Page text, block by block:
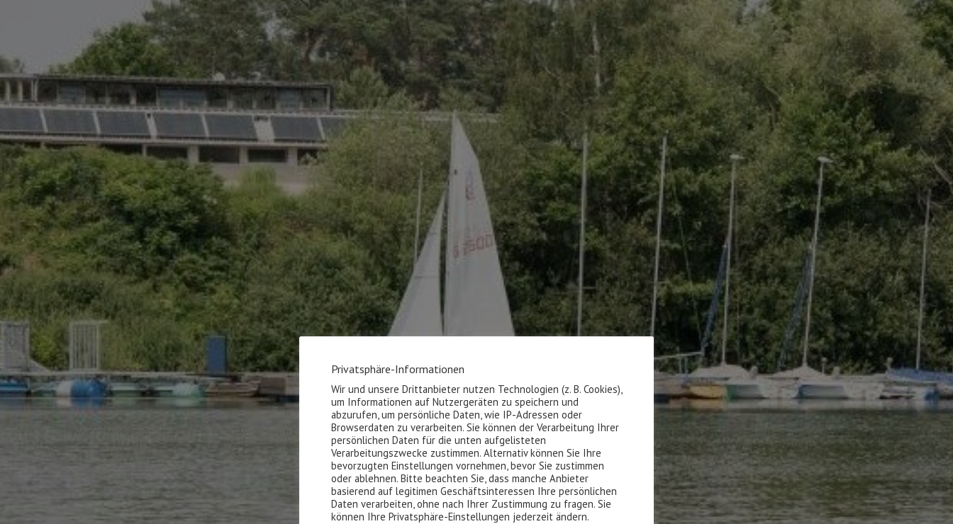
Privatsphäre-Informationen
Wir und unsere Drittanbieter nutzen Technologien (z. B. Cookies),
um Informationen auf Nutzergeräten zu speichern und
abzurufen, um persönliche Daten, wie IP-Adressen oder
Browserdaten zu verarbeiten. Sie können der Verarbeitung Ihrer
persönlichen Daten für die unten aufgelisteten
Verarbeitungszwecke zustimmen. Alternativ können Sie Ihre
bevorzugten Einstellungen vornehmen, bevor Sie zustimmen
oder ablehnen. Bitte beachten Sie, dass manche Anbieter
basierend auf legitimen Geschäftsinteressen Ihre persönlichen
Daten verarbeiten, ohne nach Ihrer Zustimmung zu fragen. Sie
können Ihre Privatsphäre-Einstellungen jederzeit ändern.